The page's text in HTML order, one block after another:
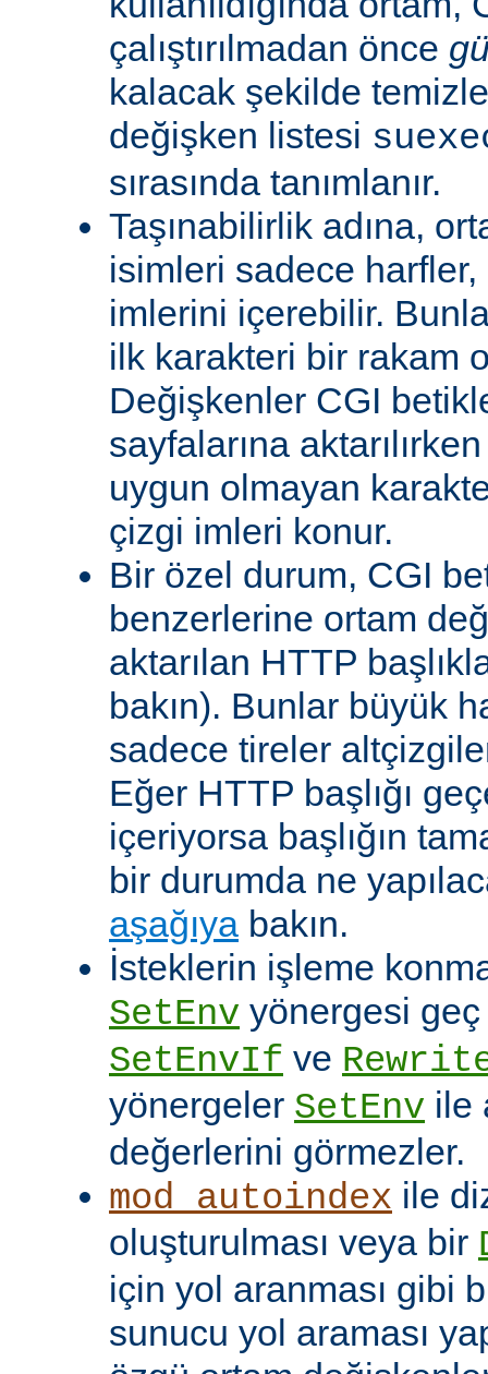
çalıştırılmadan önce
kalacak şekilde
değişken listesi
sırasında tanımlanır.
Taşınabilirlik adına,
isimleri sadece
imlerini içerebilir.
ilk karakteri bir rakam
Değişkenler CGI
sayfalarına
uygun olmayan
çizgi imleri konur.
Bir özel durum, CGI
benzerlerine ortam
aktarılan HTTP
bakın). Bunlar büyük
sadece tireler
Eğer HTTP başlığı
içeriyorsa başlığın
bir durumda ne
aşağıya bakın.
İsteklerin işleme
SetEnv yönergesi geç
SetEnvIf ve
yönergeler SetEnv ile
değerlerini görmezler.
mod_autoindex ile
oluşturulması veya bir
için yol aranması gibi
sunucu yol araması